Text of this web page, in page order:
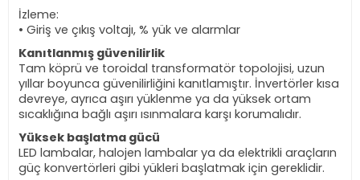
İzleme:
• Giriş ve çıkış voltajı, % yük ve alarmlar
Kanıtlanmış güvenilirlik
Tam köprü ve toroidal transformatör topolojisi, uzun
yıllar boyunca güvenilirliğini kanıtlamıştır. İnvertörler kısa
devreye, ayrıca aşırı yüklenme ya da yüksek ortam
sıcaklığına bağlı aşırı ısınmalara karşı korumalıdır.
Yüksek başlatma gücü
LED lambalar, halojen lambalar ya da elektrikli araçların
güç konvertörleri gibi yükleri başlatmak için gereklidir.